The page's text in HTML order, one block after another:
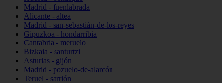
Madrid - fuenlabrada
Alicante - altea
Madrid - san-sebastián-de-los-reyes
Gipuzkoa - hondarribia
Cantabria - meruelo
Bizkaia - santurtzi
Asturias - gijón
Madrid - pozuelo-de-alarcón
Teruel - sarrión